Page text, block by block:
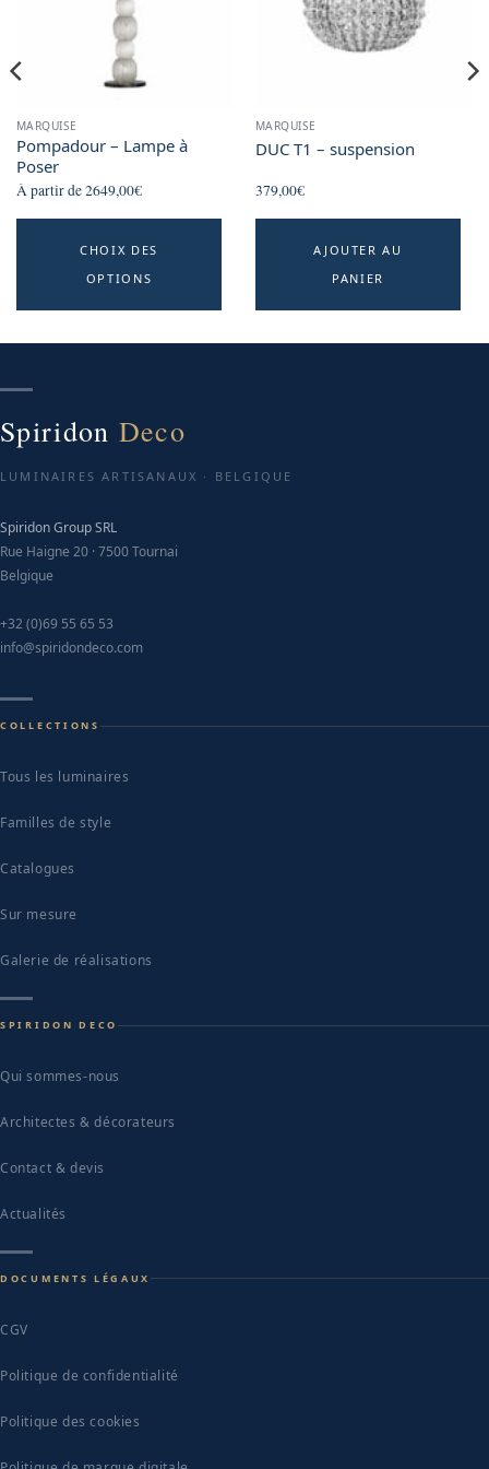
MARQUISE
Pompadour – Lampe à
Poser
À partir de2649,00€
CHOIX DES
OPTIONS
multiple
variants.
chosen
MARQUISE
DUC T1 – suspension
379,00€
AJOUTER AU
PANIER
Spiridon Deco
LUMINAIRES ARTISANAUX · BELGIQUE
Spiridon Group SRL
Rue Haigne 20 · 7500 Tournai
Belgique
+32 (0)69 55 65 53
info@spiridondeco.com
COLLECTIONS
Tous les luminaires
Familles de style
Catalogues
Sur mesure
Galerie de réalisations
SPIRIDON DECO
Qui sommes-nous
Architectes & décorateurs
Contact & devis
Actualités
DOCUMENTS LÉGAUX
CGV
Politique de confidentialité
Politique des cookies